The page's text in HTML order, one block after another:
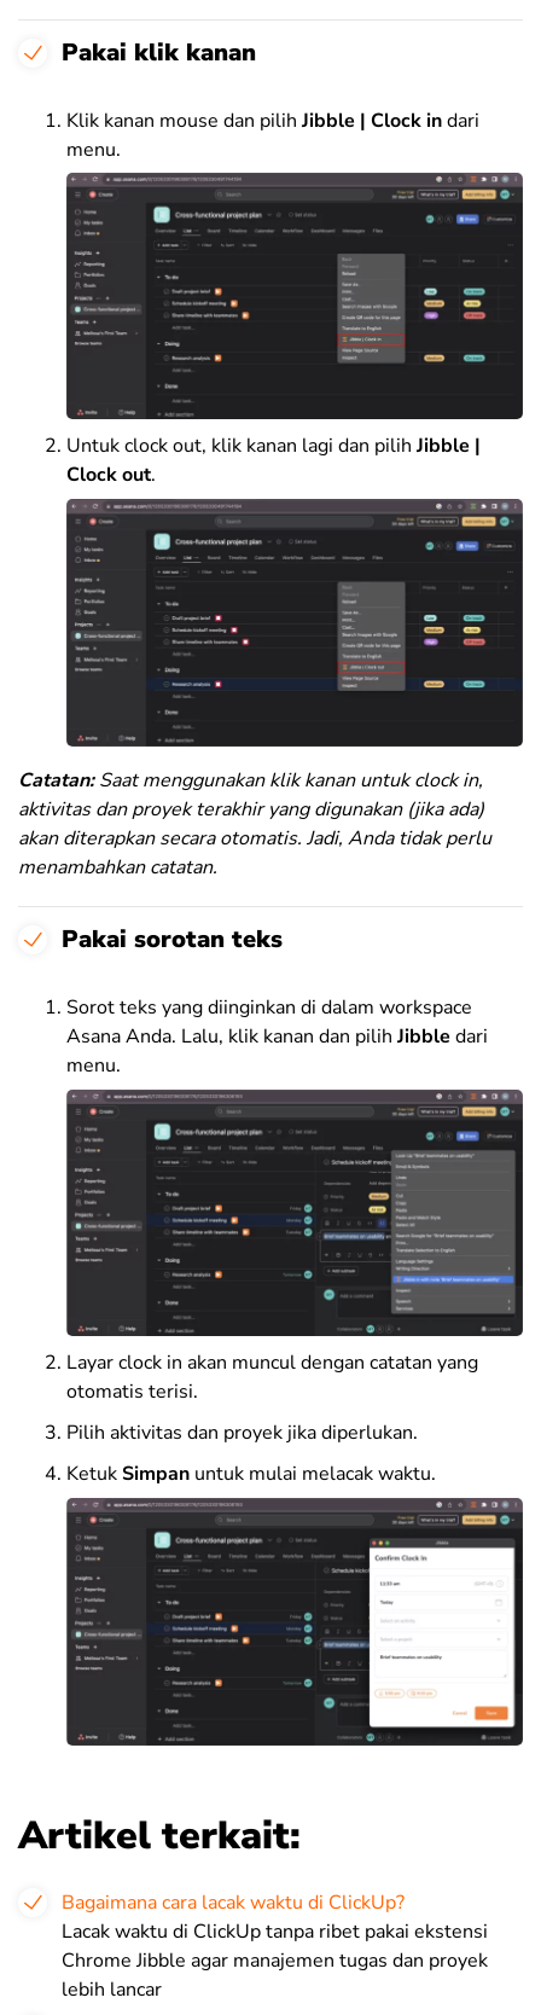
Pakai klik kanan
Klik kanan mouse dan pilih Jibble | Clock indari
menu.
Untuk clock out, klik kanan lagi dan pilih Jibble |
Clock out.
Catatan:Saat menggunakan klik kanan untuk clock in,
aktivitas dan proyek terakhir yang digunakan (jika ada)
akan diterapkan secara otomatis. Jadi, Anda tidak perlu
menambahkan catatan.
Pakai sorotan teks
Sorot teks yang diinginkan di dalam workspace
Asana Anda. Lalu, klik kanan dan pilih Jibble dari
menu.
Layar clock in akan muncul dengan catatan yang
otomatis terisi.
Pilih aktivitas dan proyek jika diperlukan.
KetukSimpan untuk mulai melacak waktu.
Artikel terkait:
Bagaimana cara lacak waktu di ClickUp?
Lacak waktu di ClickUp tanpa ribet pakai ekstensi
Chrome Jibble agar manajemen tugas dan proyek
lebih lancar